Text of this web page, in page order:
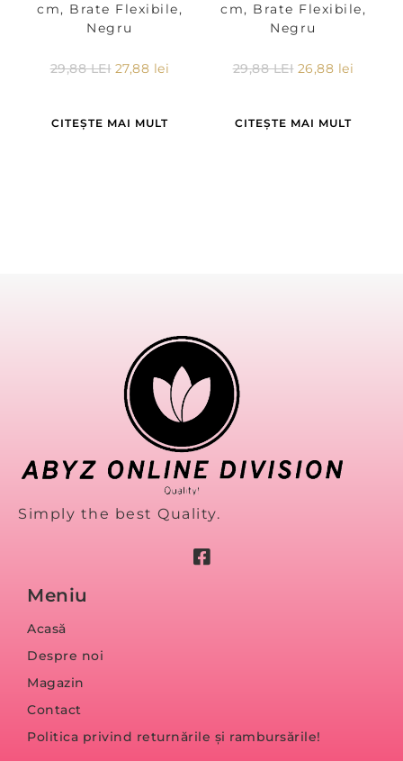
cm, Brate Flexibile,
Negru
29,88LEI 27,88 lei
CITEȘTE MAI MULT
cm, Brate Flexibile,
Negru
29,88LEI 26,88 lei
CITEȘTE MAI MULT
Simply the best Quality.
Meniu
Acasă
Despre noi
Magazin
Contact
Politica privind returnările și rambursările!